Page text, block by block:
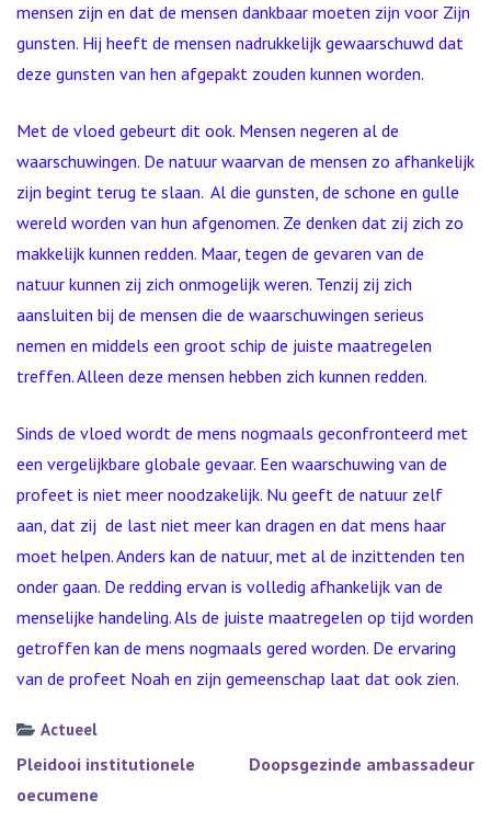
mensen zijn en dat de mensen dankbaar moeten zijn voor Zijn
gunsten. Hij heeft de mensen nadrukkelijk gewaarschuwd dat
deze gunsten van hen afgepakt zouden kunnen worden.
Met de vloed gebeurt dit ook. Mensen negeren al de
waarschuwingen. De natuur waarvan de mensen zo afhankelijk
zijn begint terug te slaan. Al die gunsten, de schone en gulle
wereld worden van hun afgenomen. Ze denken dat zij zich zo
makkelijk kunnen redden. Maar, tegen de gevaren van de
natuur kunnen zij zich onmogelijk weren. Tenzij zij zich
aansluiten bij de mensen die de waarschuwingen serieus
nemen en middels een groot schip de juiste maatregelen
treffen. Alleen deze mensen hebben zich kunnen redden.
Sinds de vloed wordt de mens nogmaals geconfronteerd met
een vergelijkbare globale gevaar. Een waarschuwing van de
profeet is niet meer noodzakelijk. Nu geeft de natuur zelf
aan, dat zij de last niet meer kan dragen en dat mens haar
moet helpen. Anders kan de natuur, met al de inzittenden ten
onder gaan. De redding ervan is volledig afhankelijk van de
menselijke handeling. Als de juiste maatregelen op tijd worden
getroffen kan de mens nogmaals gered worden. De ervaring
van de profeet Noah en zijn gemeenschap laat dat ook zien.
Actueel
Bericht
navigatie
Pleidooi institutionele
oecumene
Doopsgezinde ambassadeur